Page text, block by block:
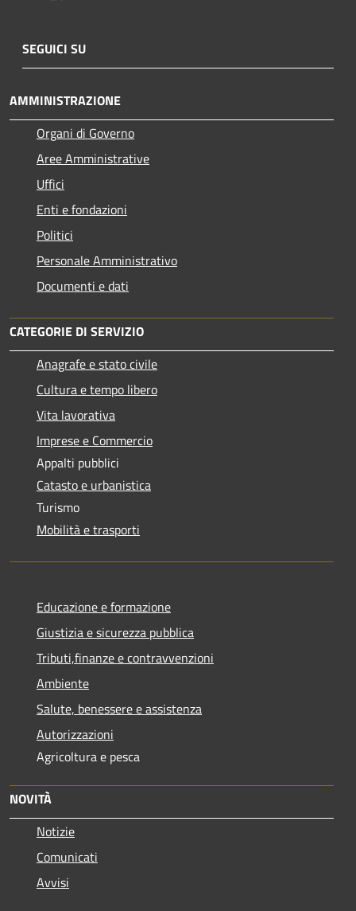
SEGUICI SU
AMMINISTRAZIONE
Organi di Governo
Aree Amministrative
Uffici
Enti e fondazioni
Politici
Personale Amministrativo
Documenti e dati
CATEGORIE DI SERVIZIO
Anagrafe e stato civile
Cultura e tempo libero
Vita lavorativa
Imprese e Commercio
Appalti pubblici
Catasto e urbanistica
Turismo
Mobilità e trasporti
Educazione e formazione
Giustizia e sicurezza pubblica
Tributi,finanze e contravvenzioni
Ambiente
Salute, benessere e assistenza
Autorizzazioni
Agricoltura e pesca
NOVITÀ
Notizie
Comunicati
Avvisi